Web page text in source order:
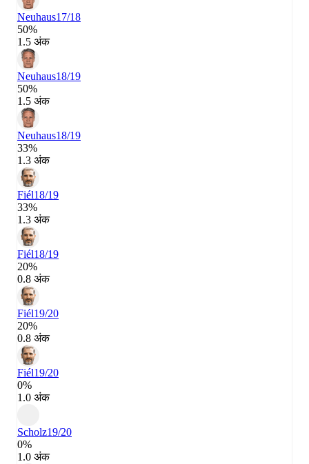
Neuhaus17/18
50%
1.5 अंक
Neuhaus18/19
50%
1.5 अंक
Neuhaus18/19
33%
1.3 अंक
Fiél18/19
33%
1.3 अंक
Fiél18/19
20%
0.8 अंक
Fiél19/20
20%
0.8 अंक
Fiél19/20
0%
1.0 अंक
Scholz19/20
0%
1.0 अंक